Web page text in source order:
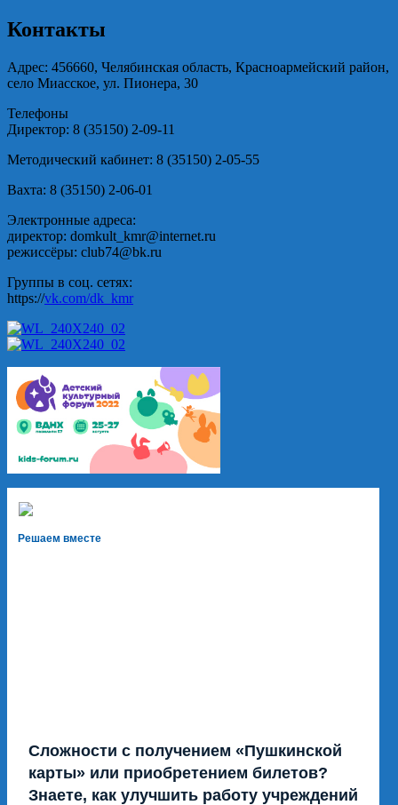
Контакты
Адрес: 456660, Челябинская область, Красноармейский район,
село Миасское, ул. Пионера, 30
Телефоны
Директор: 8 (35150) 2-09-11
Методический кабинет: 8 (35150) 2-05-55
Вахта: 8 (35150) 2-06-01
Электронные адреса:
директор: domkult_kmr@internet.ru
режиссёры: club74@bk.ru
Группы в соц. сетях:
https://vk.com/dk_kmr
Решаем вместе
Сложности с получением «Пушкинской
карты» или приобретением билетов?
Знаете, как улучшить работу учреждений